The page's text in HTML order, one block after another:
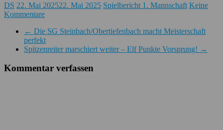
DS 22. Mai 202522. Mai 2025 Spielbericht 1. Mannschaft Keine
Kommentare
← Die SG Steinbach/Obertiefenbach macht Meisterschaft
perfekt
Spitzenreiter marschiert weiter – Elf Punkte Vorsprung! →
Kommentar verfassen